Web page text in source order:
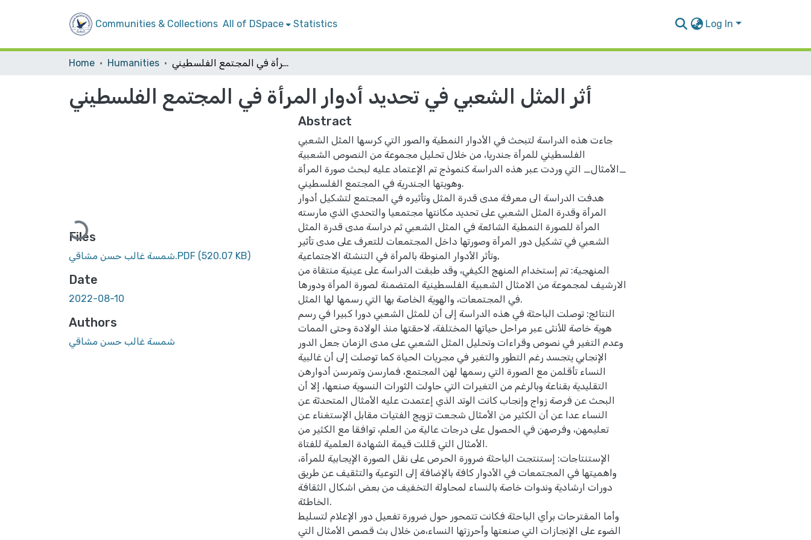
Communities & Collections All of DSpace Statistics Log In
Home Humanities أثر المثل الشعبي في تحديد أدوار المرأة في المجتمع الفلسطيني
أثر المثل الشعبي في تحديد أدوار المرأة في المجتمع الفلسطيني
Loading...
Files
شمسة غالب حسن مشاقي.PDF (520.07 KB)
Date
2022-08-10
Authors
شمسة غالب حسن مشاقي
Abstract
جاءت هذه الدراسة لتبحث في الأدوار النمطية والصور التي كرسها المثل الشعبي
الفلسطيني للمرأة جندريا، من خلال تحليل مجموعة من النصوص الشعبية
_الأمثال_ التي وردت عبر هذه الدراسة كنموذج تم الإعتماد عليه لبحث صورة المرأة
وهويتها الجندرية في المجتمع الفلسطيني.
هدفت الدراسة الى معرفة مدى قدرة المثل وتأثيره في المجتمع لتشكيل أدوار
المرأة وقدرة المثل الشعبي على تحديد مكانتها مجتمعيا والتحدي الذي مارسته
المرأة للصورة النمطية الشائعة في المثل الشعبي ثم دراسة مدى قدرة المثل
الشعبي في تشكيل دور المرأة وصورتها داخل المجتمعات للتعرف على مدى تأثير
وتأثر الأدوار المنوطة بالمرأة في التنشئة الاجتماعية,
المنهجية: تم إستخدام المنهج الكيفي، وقد طبقت الدراسة على عينية منتقاة من
الارشيف لمجموعة من الامثال الشعبية الفلسطينية المتضمنة لصورة المرأة ودورها
في المجتمعات، والهوية الخاصة بها التي رسمها لها المثل.
النتائج: توصلت الباحثة في هذه الدراسة إلى أن للمثل الشعبي دورا كبيرا في رسم
هوية خاصة للأنثى عبر مراحل حياتها المختلفة، لاحقتها منذ الولادة وحتى الممات
وعدم التغير في نصوص وقراءات وتحليل المثل الشعبي على مدى الزمان جعل الدور
الإنجابي يتجسد رغم التطور والتغير في مجريات الحياة كما توصلت إلى أن غالبية
النساء تأقلمن مع الصورة التي رسمها لهن المجتمع، فمارسن وتمرسن أدوارهن
التقليدية بقناعة وبالرغم من التغيرات التي حاولت الثورات النسوية صنعها، إلا أن
البحث عن فرصة زواج وإنجاب كانت الوتد الذي إعتمدت عليه الأمثال المتحدثة عن
النساء عدا عن أن الكثير من الأمثال شجعت تزويج الفتيات مقابل الإستغناء عن
تعليمهن، وفرصهن في الحصول على درجات عالية من العلم، توافقا مع الكثير من
الأمثال التي قللت قيمة الشهادة العلمية للفتاة.
الإستنتاجات: إستنتجت الباحثة ضرورة الحرص على نقل الصورة الإيجابية للمرأة،
واهميتها في المجتمعات في الأدوار كافة بالإضافة إلى التوعية والتثقيف عن طريق
دورات ارشادية وندوات خاصة بالنساء لمحاولة التخفيف من بعض اشكال الثقافة
الخاطئة.
وأما المقترحات برأي الباحثة فكانت تتمحور حول ضرورة تفعيل دور الإعلام لتسليط
الضوء على الإنجازات التي صنعتها وأحرزتها النساء،من خلال بث قصص الأمثال التي